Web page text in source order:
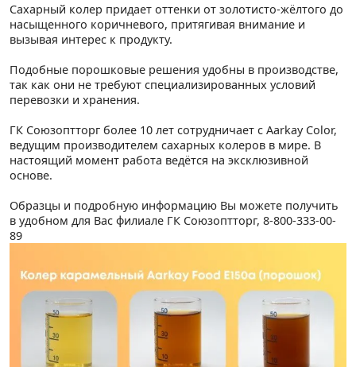
Сахарный колер придает оттенки от золотисто-жёлтого до
насыщенного коричневого, притягивая внимание и
вызывая интерес к продукту.
Подобные порошковые решения удобны в производстве,
так как они не требуют специализированных условий
перевозки и хранения.
ГК Союзоптторг более 10 лет сотрудничает с Aarkay Color,
ведущим производителем сахарных колеров в мире. В
настоящий момент работа ведётся на эксклюзивной
основе.
Образцы и подробную информацию Вы можете получить
в удобном для Вас филиале ГК Союзоптторг, 8-800-333-00-
89